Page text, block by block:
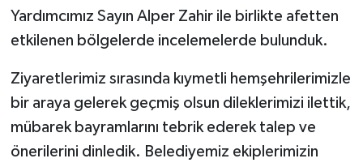
Yardımcımız Sayın Alper Zahir ile birlikte afetten
etkilenen bölgelerde incelemelerde bulunduk.
Ziyaretlerimiz sırasında kıymetli hemşehrilerimizle
bir araya gelerek geçmiş olsun dileklerimizi ilettik,
mübarek bayramlarını tebrik ederek talep ve
önerilerini dinledik. Belediyemiz ekiplerimizin